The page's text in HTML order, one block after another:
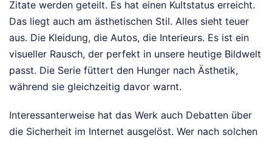
Zitate werden geteilt. Es hat einen Kultstatus erreicht.
Das liegt auch am ästhetischen Stil. Alles sieht teuer
aus. Die Kleidung, die Autos, die Interieurs. Es ist ein
visueller Rausch, der perfekt in unsere heutige Bildwelt
passt. Die Serie füttert den Hunger nach Ästhetik,
während sie gleichzeitig davor warnt.
Interessanterweise hat das Werk auch Debatten über
die Sicherheit im Internet ausgelöst. Wer nach solchen